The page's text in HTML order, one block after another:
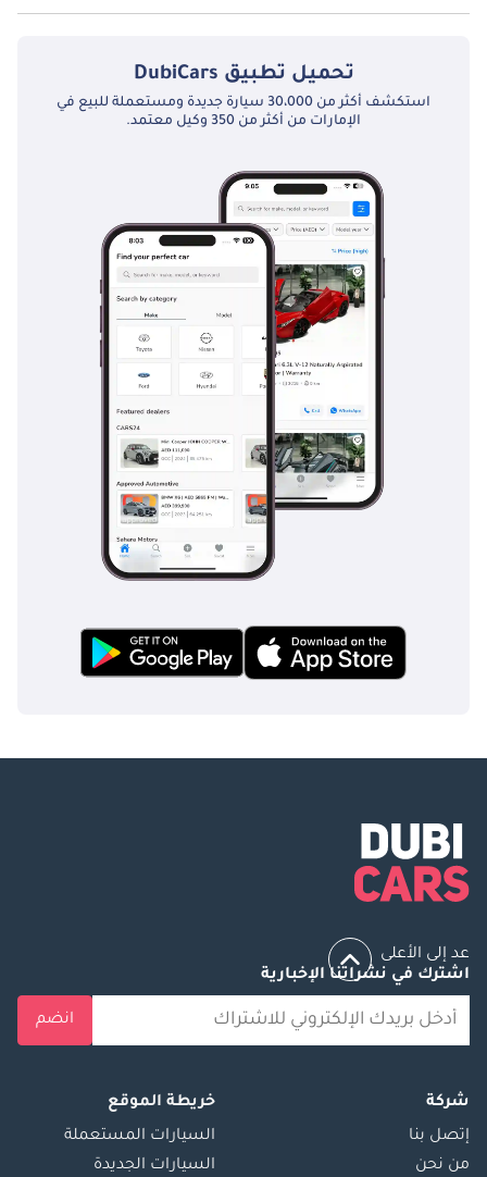
نعم توفر مرسيدس بنز C 300 Base فتحة السقف كخيار.
تحميل تطبيق DubiCars
استكشف أكثر من 30،000 سيارة جديدة ومستعملة للبيع في
الإمارات من أكثر من 350 وكيل معتمد.
عد إلى الأعلى
اشترك في نشراتنا الإخبارية
انضم
شركة
إتصل بنا
من نحن
خريطة الموقع
السيارات المستعملة
السيارات الجديدة